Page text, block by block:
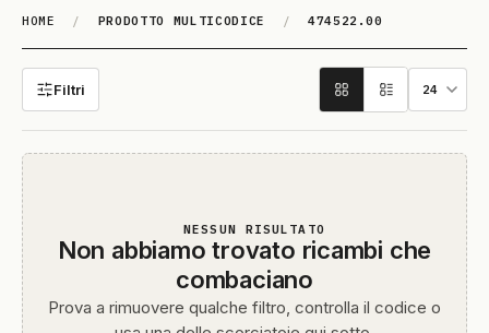
HOME / PRODOTTO MULTICODICE / 474522.00
474522.00
Filtri
NESSUN RISULTATO
Non abbiamo trovato ricambi che
combaciano
Prova a rimuovere qualche filtro, controlla il codice o